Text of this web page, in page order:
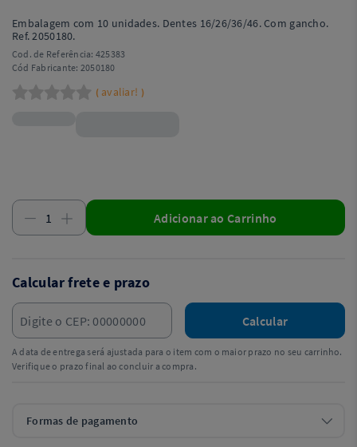
Embalagem com 10 unidades. Dentes 16/26/36/46. Com gancho.
Ref. 2050180.
Cod. de Referência: 425383
Cód Fabricante: 2050180
( avaliar! )
Adicionar ao Carrinho
Calcular frete e prazo
Calcular
A data de entrega será ajustada para o item com o maior prazo no seu carrinho.
Verifique o prazo final ao concluir a compra.
Formas de pagamento